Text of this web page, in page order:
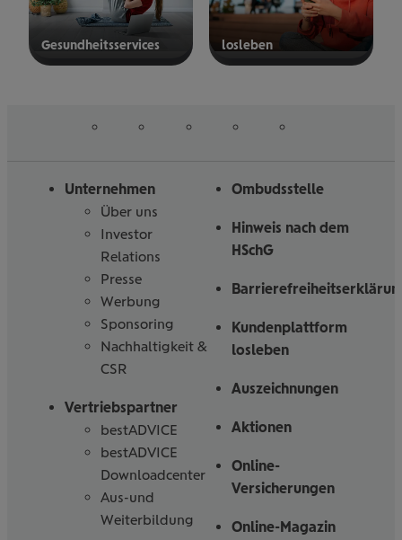
Gesund­heits­ser­vices los­le­ben
Unternehmen
Über uns
Investor
Relations
Presse
Werbung
Sponsoring
Nachhaltigkeit &
CSR
Vertriebspartner
bestADVICE
bestADVICE
Downloadcenter
Aus-und
Weiterbildung
Ombudsstelle
Hinweis nach dem
HSchG
Kundenplattform
losleben
Auszeichnungen
Aktionen
Online-
Versicherungen
Online-Magazin
uns